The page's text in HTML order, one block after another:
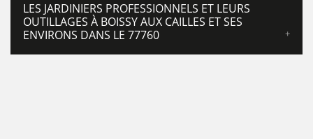
LES JARDINIERS PROFESSIONNELS ET LEURS
OUTILLAGES À BOISSY AUX CAILLES ET SES
ENVIRONS DANS LE 77760